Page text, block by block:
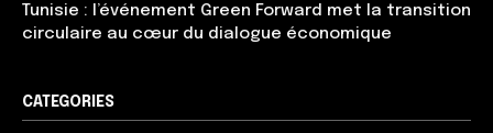
Tunisie : l’événement Green Forward met la transition
circulaire au cœur du dialogue économique
CATEGORIES